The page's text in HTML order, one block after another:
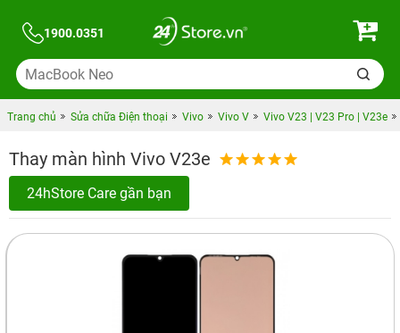
1900.0351
Trang chủ Sửa chữa Điện thoại Vivo Vivo V Vivo V23 | V23 Pro | V23e
Thay màn hình Vivo V23e
24hStore Care gần bạn